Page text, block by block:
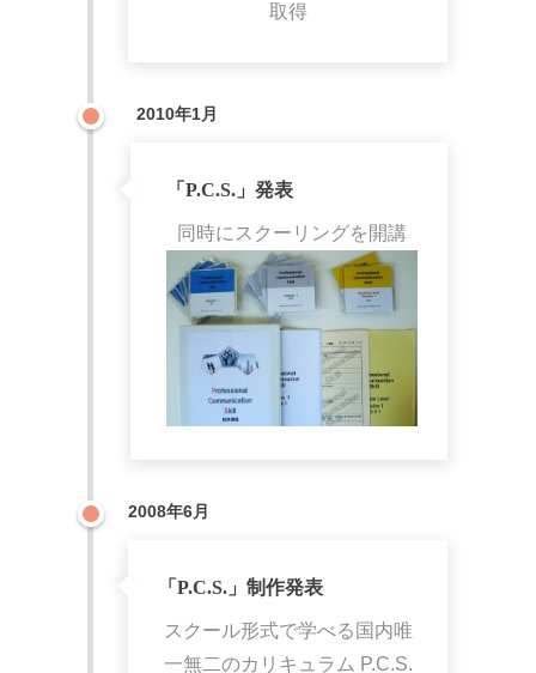
取得
「P.C.S.」発表
同時にスクーリングを開講
2010年1月
「P.C.S.」制作発表
スクール形式で学べる国内唯
一無二のカリキュラム P.C.S.
2008年6月